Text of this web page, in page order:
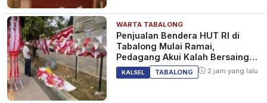
WARTA TABALONG
Penjualan Bendera HUT RI di
Tabalong Mulai Ramai,
Pedagang Akui Kalah Bersaing
dengan Online
KALSEL TABALONG 2 jam yang lalu